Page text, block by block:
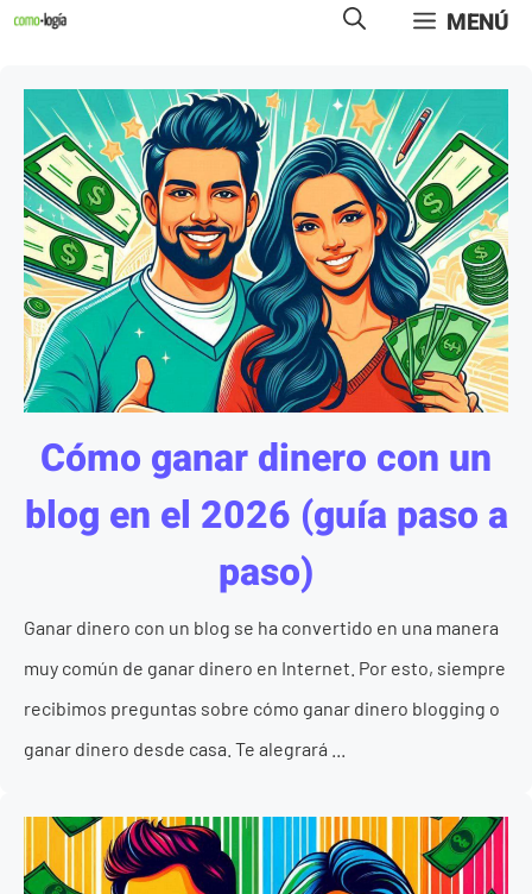
Saltar
contenido
MENÚ
Cómo ganar dinero con un
blog en el 2026 (guía paso a
paso)
Ganar dinero con un blog se ha convertido en una manera
muy común de ganar dinero en Internet. Por esto, siempre
recibimos preguntas sobre cómo ganar dinero blogging o
ganar dinero desde casa. Te alegrará ...